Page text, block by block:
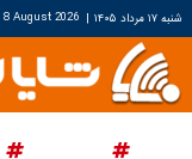
شنبه ۱۷ مرداد ۱۴۰۵ |
8 August 2026